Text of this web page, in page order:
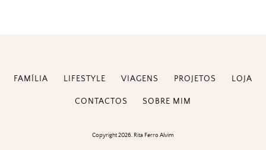
FAMÍLIA LIFESTYLE VIAGENS PROJETOS LOJA
CONTACTOS SOBRE MIM
Copyright 2026. Rita Ferro Alvim